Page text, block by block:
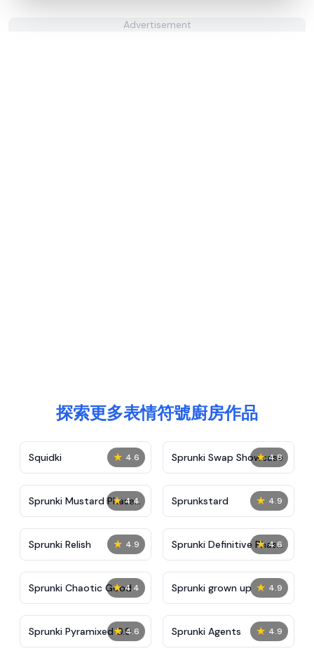
Advertisement
探索更多表情符號廚房作品
★ 4.6
Squidki ★ 4.8
Sprunki Swap Showcase
★ 4.4
Sprunki Mustard Phase
2
★ 4.9
Sprunkstard
★ 4.9
Sprunki Relish ★ 4.6
Sprunki Definitive Phase
7
★ 4.4
Sprunki Chaotic Good ★ 4.9
Sprunki grown up
★ 4.6
Sprunki Pyramixed 0.9 ★ 4.9
Sprunki Agents